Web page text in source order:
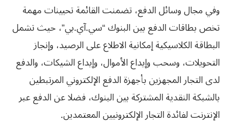
وفي مجال وسائل الدفع، تضمنت القائمة تحيينات مهمة
تخص بطاقات الدفع بين البنوك “سي.آي.بي”، حيث تشمل
البطاقة الكلاسيكية إمكانية الاطلاع على الرصيد، وإنجاز
التحويلات، وسحب وإيداع الأموال، وإيداع الشيكات، والدفع
لدى التجار المجهزين بأجهزة الدفع الإلكتروني المرتبطين
بالشبكة النقدية المشتركة بين البنوك، فضلا عن الدفع عبر
الإنترنت لفائدة التجار الإلكترونيين المعتمدين.